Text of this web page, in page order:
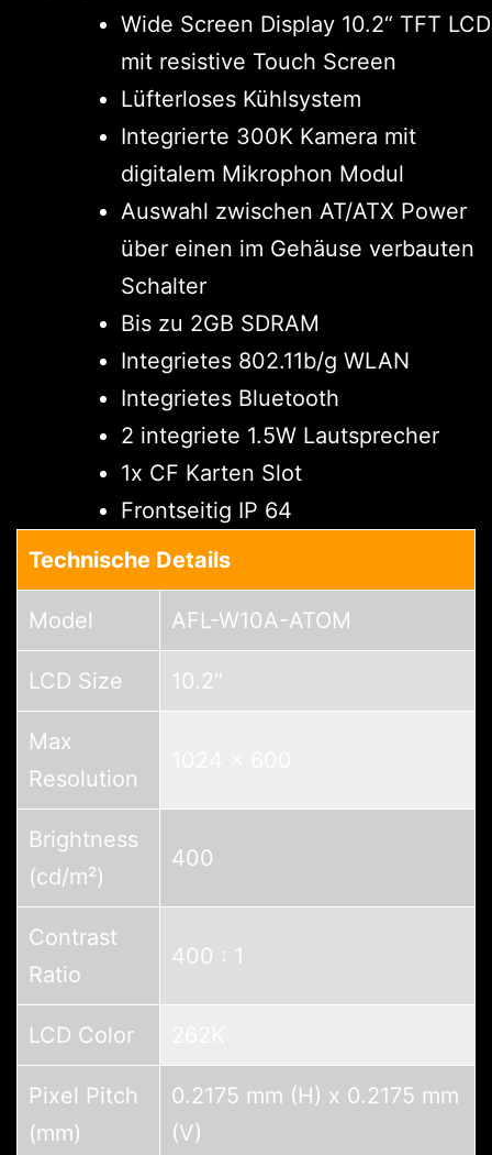
Wide Screen Display 10.2“ TFT LCD
mit resistive Touch Screen
Lüfterloses Kühlsystem
Integrierte 300K Kamera mit
digitalem Mikrophon Modul
Auswahl zwischen AT/ATX Power
über einen im Gehäuse verbauten
Schalter
Bis zu 2GB SDRAM
Integrietes 802.11b/g WLAN
Integrietes Bluetooth
2 integriete 1.5W Lautsprecher
1x CF Karten Slot
Frontseitig IP 64
Technische Details
Model AFL-W10A-ATOM
LCD Size 10.2″
Max
Resolution
Brightness
(cd/m²)
400
Contrast
Ratio
400 : 1
LCD Color
Pixel Pitch
(mm)
0.2175 mm (H) x 0.2175 mm
(V)